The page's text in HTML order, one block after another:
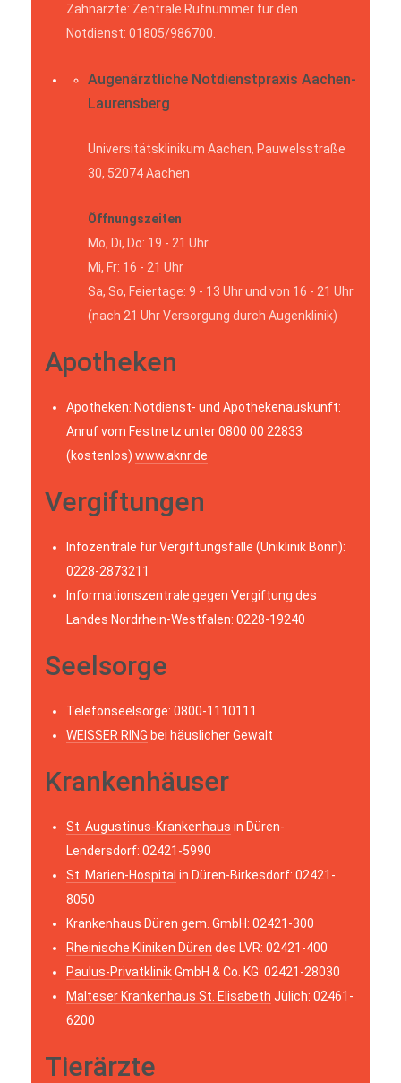
Zahnärzte: Zentrale Rufnummer für den
Notdienst: 01805/986700.
Augenärztliche Notdienstpraxis Aachen-
Laurensberg
Universitätsklinikum Aachen, Pauwelsstraße
30, 52074 Aachen
Öffnungszeiten
Mo, Di, Do: 19 - 21 Uhr
Mi, Fr: 16 - 21 Uhr
Sa, So, Feiertage: 9 - 13 Uhr und von 16 - 21 Uhr
(nach 21 Uhr Versorgung durch Augenklinik)
Apotheken
Apotheken: Notdienst- und Apothekenauskunft:
Anruf vom Festnetz unter 0800 00 22833
(kostenlos) www.aknr.de
Vergiftungen
Infozentrale für Vergiftungsfälle (Uniklinik Bonn):
0228-2873211
Informationszentrale gegen Vergiftung des
Landes Nordrhein-Westfalen: 0228-19240
Seelsorge
Telefonseelsorge: 0800-1110111
WEISSER RING bei häuslicher Gewalt
Krankenhäuser
St. Augustinus-Krankenhaus in Düren-
Lendersdorf: 02421-5990
St. Marien-Hospital in Düren-Birkesdorf: 02421-
8050
Krankenhaus Düren gem. GmbH: 02421-300
Rheinische Kliniken Düren des LVR: 02421-400
Paulus-PrivatklinikGmbH & Co. KG: 02421-28030
Malteser Krankenhaus St. Elisabeth Jülich: 02461-
6200
Tierärzte